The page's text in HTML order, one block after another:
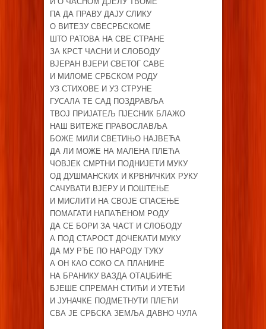
ПА ДА ПРАВУ ДАЈУ СЛИКУ
О ВИТЕЗУ СВЕСРБСКОМЕ
ШТО РАТОВА НА СВЕ СТРАНЕ
ЗА КРСТ ЧАСНИ И СЛОБОДУ
ВЈЕРАН ВЈЕРИ СВЕТОГ САВЕ
И МИЛОМЕ СРБСКОМ РОДУ
УЗ СТИХОВЕ И УЗ СТРУНЕ
ГУСАЛА ТЕ САД ПОЗДРАВЉА
ТВОЈ ПРИЈАТЕЉ ПЈЕСНИК БЛАЖО
НАШ ВИТЕЖЕ ПРАВОСЛАВЉА
БОЖЕ МИЛИ СВЕТИЊО НАЈВЕЋА
ДА ЛИ МОЖЕ НА МАЛЕНА ПЛЕЋА
ЧОВЈЕК СМРТНИ ПОДНИЈЕТИ МУКУ
ОД ДУШМАНСКИХ И КРВНИЧКИХ РУКУ
САЧУВАТИ ВЈЕРУ И ПОШТЕЊЕ
И МИСЛИТИ НА СВОЈЕ СПАСЕЊЕ
ПОМАГАТИ НАПАЋЕНОМ РОДУ
ДА СЕ БОРИ ЗА ЧАСТ И СЛОБОДУ
А ПОД СТАРОСТ ДОЧЕКАТИ МУКУ
ДА МУ РЂЕ ПО НАРОДУ ТУКУ
А ОН КАО СОКО СА ПЛАНИНЕ
НА БРАНИКУ ВАЗДА ОТАЏБИНЕ
БЈЕШЕ СПРЕМАН СТИЋИ И УТЕЋИ
И ЈУНАЧКЕ ПОДМЕТНУТИ ПЛЕЋИ
СВА ЈЕ СРБСКА ЗЕМЉА ДАВНО ЧУЛА